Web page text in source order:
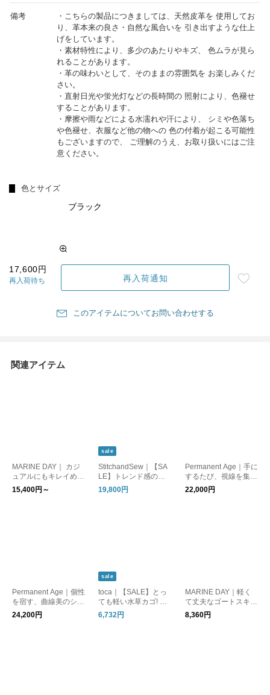
備考
・こちらの製品につきましては、天然皮革を 使用してお
り、革本来の良さ・自然な風合いを 引き出すような仕上
げをしています。
・素材特性により、多少のあたりやキズ、 色ムラが見ら
れることがあります。
・革の味わいとして、そのままの雰囲気を お楽しみくだ
さい。
・直射日光や蛍光灯などの長時間の 照射により、色褪せ
することがあります。
・摩擦や雨などによる水濡れや汗により、 シミや色落ち
や色褪せ、衣服など他の物への 色の付着が起こる可能性
もございますので、 ご理解のうえ、お取り扱いにはご注
意ください。
色とサイズ
ブラック
17,600円
再入荷待ち 再入荷通知
このアイテムについてお問い合わせする
関連アイテム
MARINE DAY｜ カジ
ュアルにもキレイめス
タイルにも持てる本革
バッグ シュリンクレ
15,400円～
sale
StitchandSew｜【SA
LE】トレンド感のあ
るミニバッグ ハンド
バッグ kurashisha
19,800円
Permanent Age｜手に
するたび、視線を集め
る輝き。レザーバルー
ンバッグ メタリッ
22,000円
Permanent Age｜個性
を宿す、曲線美のシェ
ル。シェルバッグ パ
ーマネントエイジ kur
24,200円
sale
toca｜【SALE】とっ
ても軽い水草カゴ! 水
草かごトート 縦長 k
urashisha 夏バッグ
6,732円
MARINE DAY｜軽く
て丈夫なゴートスキン
を使用したミニショル
ダー SOE kurashish
8,360円